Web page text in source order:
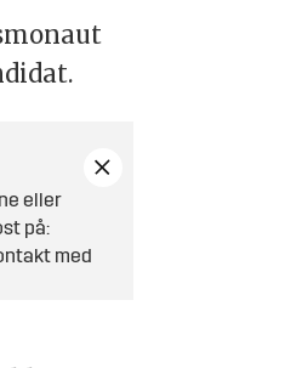
eller
på:
med